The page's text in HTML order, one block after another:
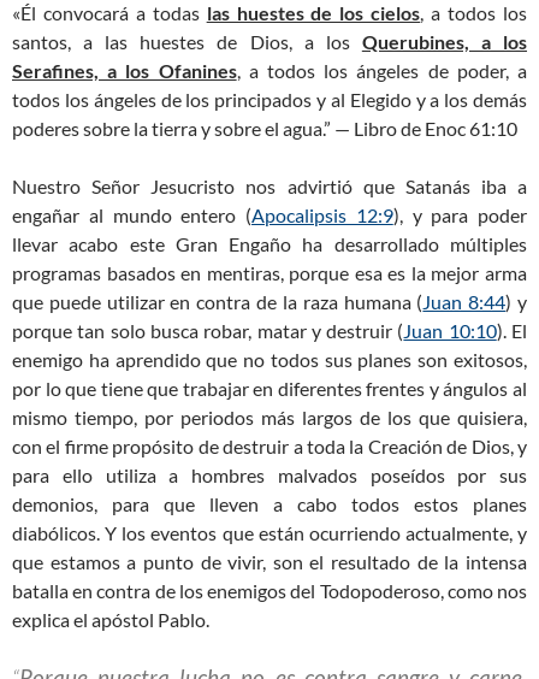
«Él convocará a todas las huestes de los cielos, a todos los
santos, a las huestes de Dios, a los Querubines, a los
Serafines, a los Ofanines, a todos los ángeles de poder, a
todos los ángeles de los principados y al Elegido y a los demás
poderes sobre la tierra y sobre el agua.” — Libro de Enoc 61:10
Nuestro Señor Jesucristo nos advirtió que Satanás iba a
engañar al mundo entero (Apocalipsis 12:9), y para poder
llevar acabo este Gran Engaño ha desarrollado múltiples
programas basados en mentiras, porque esa es la mejor arma
que puede utilizar en contra de la raza humana (Juan 8:44) y
porque tan solo busca robar, matar y destruir (Juan 10:10). El
enemigo ha aprendido que no todos sus planes son exitosos,
por lo que tiene que trabajar en diferentes frentes y ángulos al
mismo tiempo, por periodos más largos de los que quisiera,
con el firme propósito de destruir a toda la Creación de Dios, y
para ello utiliza a hombres malvados poseídos por sus
demonios, para que lleven a cabo todos estos planes
diabólicos. Y los eventos que están ocurriendo actualmente, y
que estamos a punto de vivir, son el resultado de la intensa
batalla en contra de los enemigos del Todopoderoso, como nos
explica el apóstol Pablo.